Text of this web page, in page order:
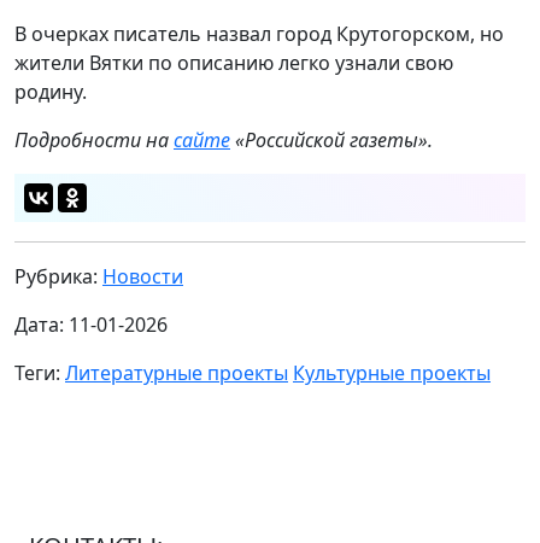
В очерках писатель назвал город Крутогорском, но
жители Вятки по описанию легко узнали свою
родину.
Подробности насайте«Российской газеты».
Рубрика: Новости
Дата: 11-01-2026
Теги: Литературные проекты Культурные проекты